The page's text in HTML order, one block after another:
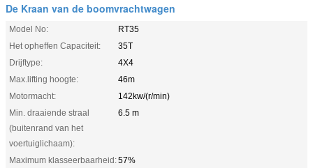
De Kraan van de boomvrachtwagen
Model No:
RT35
Het opheffen Capaciteit:
35T
Drijftype:
4X4
Max.lifting hoogte:
46m
Motormacht:
142kw/(r/min)
Min. draaiende straal
(buitenrand van het
voertuiglichaam):
6.5 m
Maximum klasseerbaarheid:57%